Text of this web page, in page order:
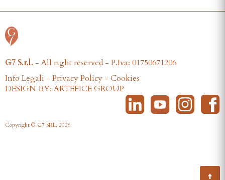
G7 S.r.l. - All right reserved - P.Iva: 01750671206
Info Legali - Privacy Policy - Cookies
DESIGN BY: ARTEFICE GROUP
Copyright © G7 SRL, 2026